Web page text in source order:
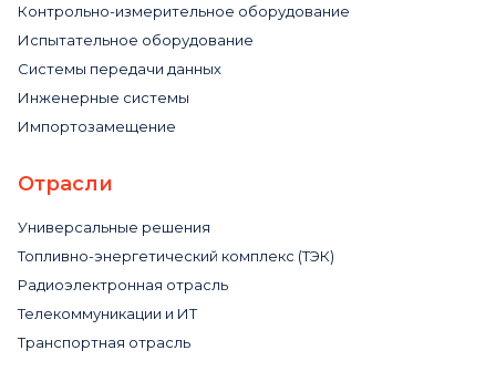
Контрольно-измерительное оборудование
Испытательное оборудование
Системы передачи данных
Инженерные системы
Импортозамещение
Отрасли
Универсальные решения
Топливно-энергетический комплекс (ТЭК)
Радиоэлектронная отрасль
Телекоммуникации и ИТ
Транспортная отрасль